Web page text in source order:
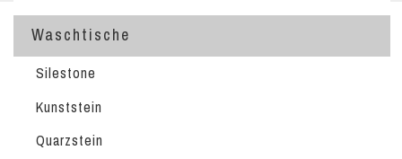
Waschtische
Silestone
Kunststein
Quarzstein